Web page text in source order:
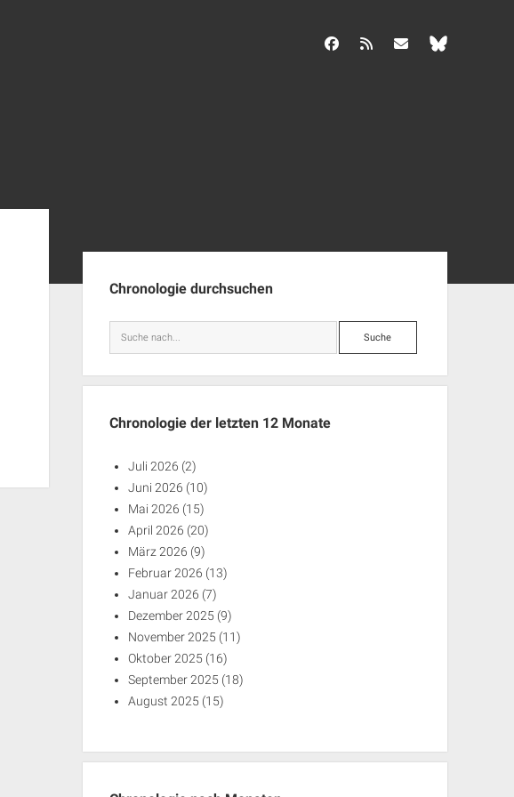
facebook info@aida-archiv.de
Chronologie durchsuchen
Suche
Chronologie der letzten 12 Monate
Juli 2026 (2)
Juni 2026 (10)
Mai 2026 (15)
April 2026 (20)
März 2026 (9)
Februar 2026 (13)
Januar 2026 (7)
Dezember 2025 (9)
November 2025 (11)
Oktober 2025 (16)
September 2025 (18)
August 2025 (15)